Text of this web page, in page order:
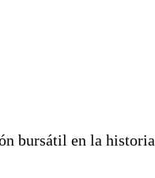
bursátil en la historia